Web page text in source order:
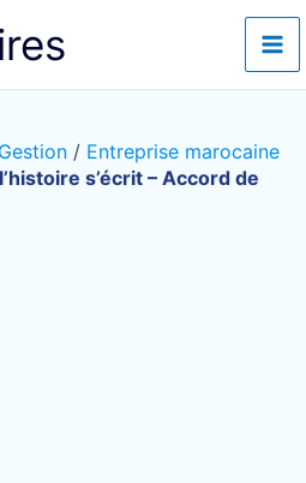
/ Entreprise marocaine
s’écrit – Accord de